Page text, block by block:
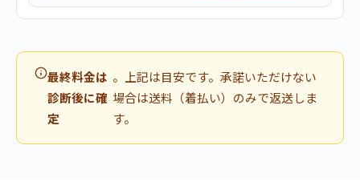
最終料金は
診断後に確
定
。上記は目安です。承諾いただけない
場合は送料（着払い）のみで返送しま
す。